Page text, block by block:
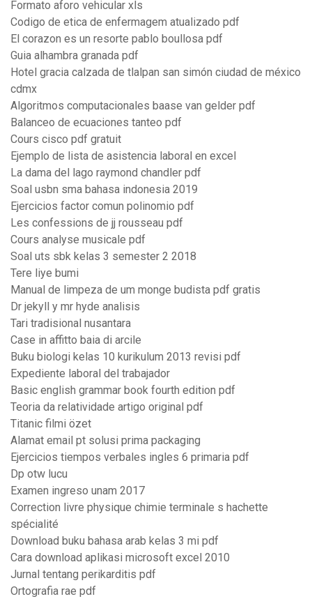
Formato aforo vehicular xls
Codigo de etica de enfermagem atualizado pdf
El corazon es un resorte pablo boullosa pdf
Guia alhambra granada pdf
Hotel gracia calzada de tlalpan san simón ciudad de méxico
cdmx
Algoritmos computacionales baase van gelder pdf
Balanceo de ecuaciones tanteo pdf
Cours cisco pdf gratuit
Ejemplo de lista de asistencia laboral en excel
La dama del lago raymond chandler pdf
Soal usbn sma bahasa indonesia 2019
Ejercicios factor comun polinomio pdf
Les confessions de jj rousseau pdf
Cours analyse musicale pdf
Soal uts sbk kelas 3 semester 2 2018
Tere liye bumi
Manual de limpeza de um monge budista pdf gratis
Dr jekyll y mr hyde analisis
Tari tradisional nusantara
Case in affitto baia di arcile
Buku biologi kelas 10 kurikulum 2013 revisi pdf
Expediente laboral del trabajador
Basic english grammar book fourth edition pdf
Teoria da relatividade artigo original pdf
Titanic filmi özet
Alamat email pt solusi prima packaging
Ejercicios tiempos verbales ingles 6 primaria pdf
Dp otw lucu
Examen ingreso unam 2017
Correction livre physique chimie terminale s hachette
spécialité
Download buku bahasa arab kelas 3 mi pdf
Cara download aplikasi microsoft excel 2010
Jurnal tentang perikarditis pdf
Ortografia rae pdf